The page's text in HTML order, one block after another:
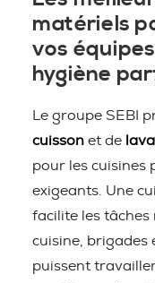
matériels
vos
hygiène
Le groupe SEBI
cuisson et de
pour les cuisines
exigeants. Une
facilite les tâches
cuisine, brigades
puissent